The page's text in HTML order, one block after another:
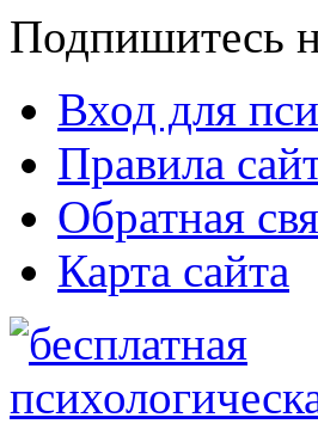
Подпишитесь
Вход для
Правила
Обратная
Карта сайта